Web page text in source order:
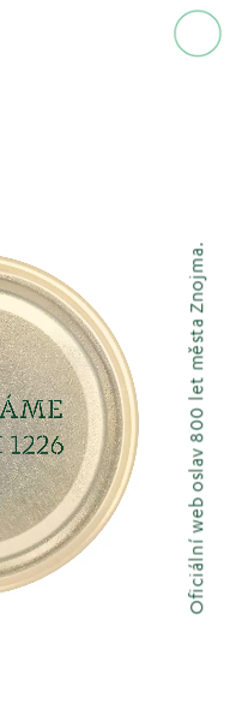
Oficiální web oslav 800 let města Znojma.